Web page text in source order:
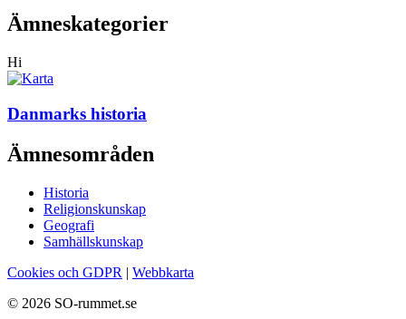
Ämneskategorier
Hi
Danmarks historia
Ämnesområden
Historia
Religionskunskap
Geografi
Samhällskunskap
Cookies och GDPR | Webbkarta
© 2026 SO-rummet.se